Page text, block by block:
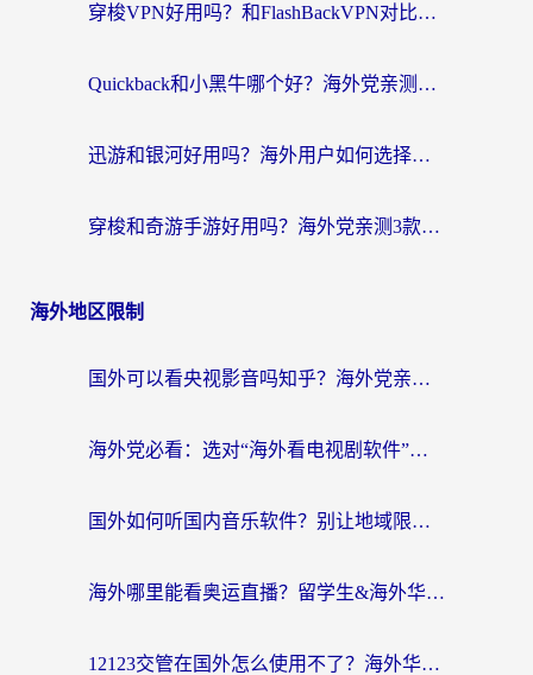
穿梭VPN好用吗？和FlashBackVPN对比哪个回国效果更好？
Quickback和小黑牛哪个好？海外党亲测指南，选对回国加速器秒回国内
迅游和银河好用吗？海外用户如何选择回国加速器实现无缝访问国内资源
穿梭和奇游手游好用吗？海外党亲测3款回国加速器，附蜜蜂加速器七天试用攻略
海外地区限制
国外可以看央视影音吗知乎？海外党亲测有效的回国加速方案
海外党必看：选对“海外看电视剧软件”，再也不用愁国内剧刷不了
国外如何听国内音乐软件？别让地域限制，断了你的中文歌单
海外哪里能看奥运直播？留学生&海外华人必看的体育赛事观赛终极指南
12123交管在国外怎么使用不了？海外华人必看的无缝访问国内资源指南